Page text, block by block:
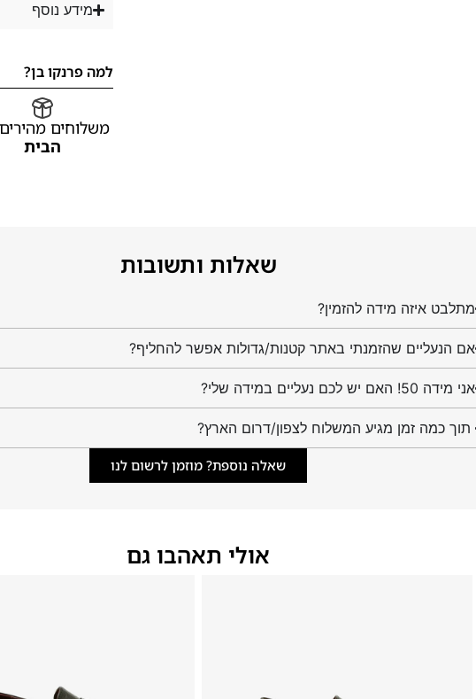
מידע נוסף
למה פרנקו בן?
משלוחים
הבית
שאלות ותשובות
מתלבט איזה מידה להזמין?
אם הנעליים שהזמנתי באתר קטנות/גדולות אפשר להחליף?
אני מידה 50! האם יש לכם נעליים במידה שלי?
תוך כמה זמן מגיע המשלוח לצפון/דרום הארץ?
שאלה נוספת? מוזמן לרשום לנו
אולי תאהבו גם